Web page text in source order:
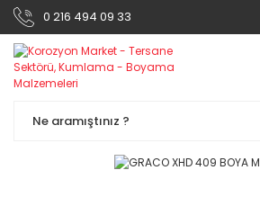
0 216 494 09 33